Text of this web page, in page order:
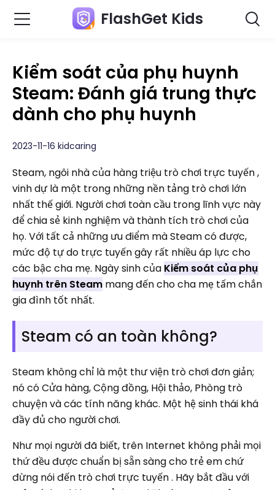
FlashGet Kids
Kiểm soát của phụ huynh
Steam: Đánh giá trung thực
dành cho phụ huynh
2023-11-16 kidcaring
Steam, ngôi nhà của hàng triệu trò chơi trực tuyến ,
vinh dự là một trong những nền tảng trò chơi lớn
nhất thế giới. Người chơi toàn cầu trong lĩnh vực này
để chia sẻ kinh nghiệm và thành tích trò chơi của
họ. Với tất cả những ưu điểm mà Steam có được,
mức độ tự do trực tuyến gây rất nhiều áp lực cho
các bậc cha mẹ. Ngày sinh của Kiểm soát của phụ
huynh trên Steam mang đến cho cha mẹ tấm chắn
gia đình tốt nhất.
Steam có an toàn không?
Steam không chỉ là một thư viện trò chơi đơn giản;
nó có Cửa hàng, Cộng đồng, Hội thảo, Phòng trò
chuyện và các tính năng khác. Một hệ sinh thái khá
đầy đủ cho người chơi.
Như mọi người đã biết, trên Internet không phải mọi
thứ đều được chuẩn bị sẵn sàng cho trẻ em chứ
đừng nói đến trò chơi trực tuyến . Hãy bắt đầu với